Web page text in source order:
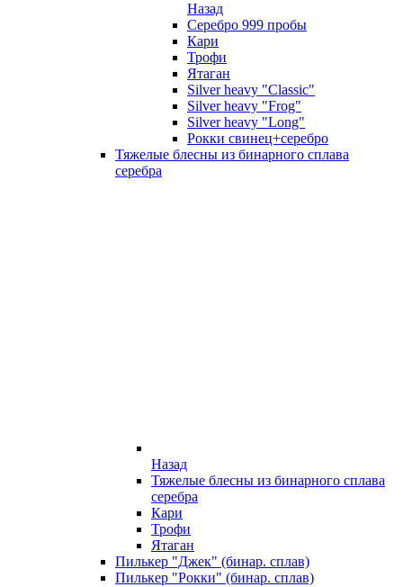
Назад
Серебро 999 пробы
Кари
Трофи
Ятаган
Silver heavy "Classic"
Silver heavy "Frog"
Silver heavy "Long"
Рокки свинец+серебро
Тяжелые блесны из бинарного сплава
серебра
Назад
Тяжелые блесны из бинарного сплава
серебра
Кари
Трофи
Ятаган
Пилькер "Джек" (бинар. сплав)
Пилькер "Рокки" (бинар. сплав)